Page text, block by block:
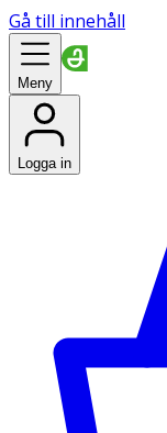
Gå till innehåll
Meny
Logga in